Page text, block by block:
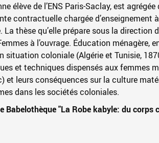
élève de l’ENS Paris-Saclay, est
contractuelle chargée d’enseignement
La thèse qu’elle prépare sous la direction
à l’ouvrage. Éducation ménagère,
situation coloniale (Algérie et Tunisie,
et techniques dispensés aux femmes
et leurs conséquences sur la culture
dans les sociétés coloniales.
Babelothèque "La Robe kabyle: du corps